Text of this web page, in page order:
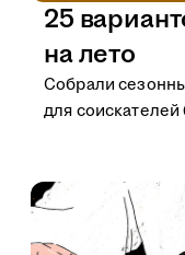
25
на лето
Собрали
для